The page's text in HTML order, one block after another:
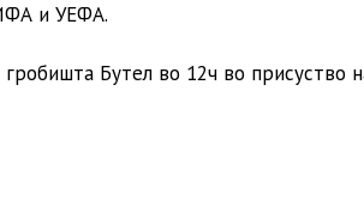
и УЕФА.
Бутел во 12ч во присуство на